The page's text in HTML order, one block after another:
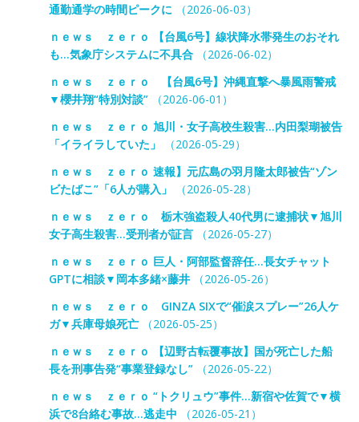
通勤通学の時間ピークに （2026-06-03）
ｎｅｗｓ ｚｅｒｏ 【台風6号】線状降水帯発生のおそれ
も…気象庁システムに不具合（2026-06-02）
ｎｅｗｓ ｚｅｒｏ 【台風6号】沖縄直撃へ暴風雨警戒
▼櫻井翔“特別対談”（2026-06-01）
ｎｅｗｓ ｚｅｒｏ 旭川・女子高校生殺害…内田梨瑚被告
「イライラしていた」
（2026-05-29）
ｎｅｗｓ ｚｅｒｏ 速報】元広島の羽月隆太郎被告“ゾン
ビたばこ”「6人が購入」
（2026-05-28）
ｎｅｗｓ ｚｅｒｏ 栃木強盗殺人40代男に逮捕状▼旭川
女子高生殺害…受刑者が証言（2026-05-27）
ｎｅｗｓ ｚｅｒｏ 巨人・阿部監督辞任…長女チャット
GPTに相談▼岡本多緒×藤井（2026-05-26）
ｎｅｗｓ ｚｅｒｏ GINZA SIXで“催涙スプレー”26人ケ
ガ▼兵庫母娘死亡（2026-05-25）
ｎｅｗｓ ｚｅｒｏ 【辺野古転覆事故】国が死亡した船
長を刑事告発“事業登録なし”（2026-05-22）
ｎｅｗｓ ｚｅｒｏ “トクリュウ”事件…新宿や佐賀で▼横
浜で8台絡む事故…逃走中 （2026-05-21）